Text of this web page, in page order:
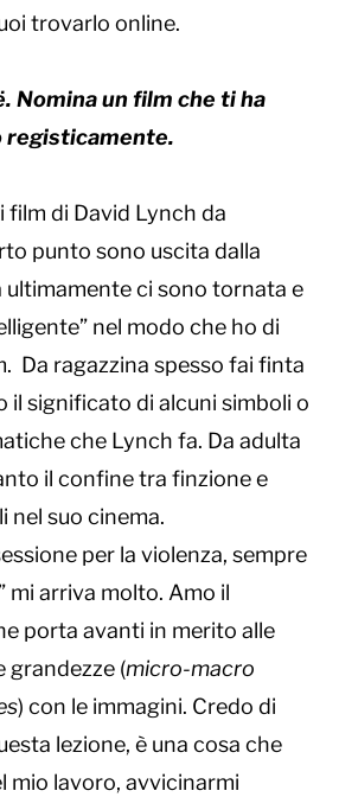
trovarlo online.
Nomina un film che ti ha
registicamente.
film di David Lynch da
punto sono uscita dalla
ultimamente ci sono tornata e
nel modo che ho di
Da ragazzina spesso fai finta
il significato di alcuni simboli o
che Lynch fa. Da adulta
il confine tra finzione e
nel suo cinema.
per la violenza, sempre
mi arriva molto. Amo il
porta avanti in merito alle
grandezze (micro-macro
) con le immagini. Credo di
lezione, è una cosa che
mio lavoro, avvicinarmi